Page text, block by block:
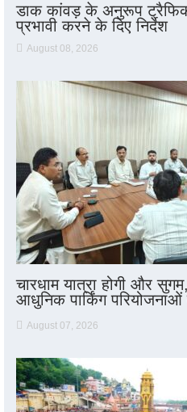
डाक कांवड़ के अनुरूप ट्रैफिक
प्रभावी करने के दिए निर्देश
August 08, 2026
चारधाम यात्रा होगी और
आधुनिक पार्किंग परियोजनाओं
August 07, 2026